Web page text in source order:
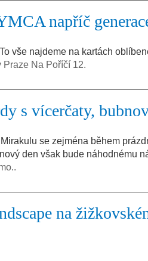
napříč
vše najdeme na kartách
Praze Na Poříčí 12.
s vícerčaty,
se zejména během
den však bude náhodnému
na